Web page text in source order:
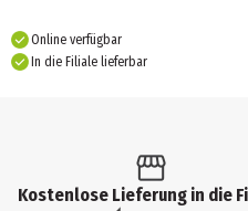
Online verfügbar
In die Filiale lieferbar
Kostenlose Lieferung in die